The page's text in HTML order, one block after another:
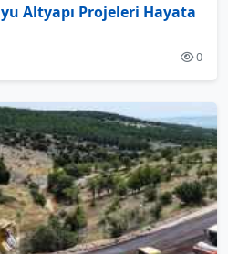
Altyapı Projeleri Hayata
0